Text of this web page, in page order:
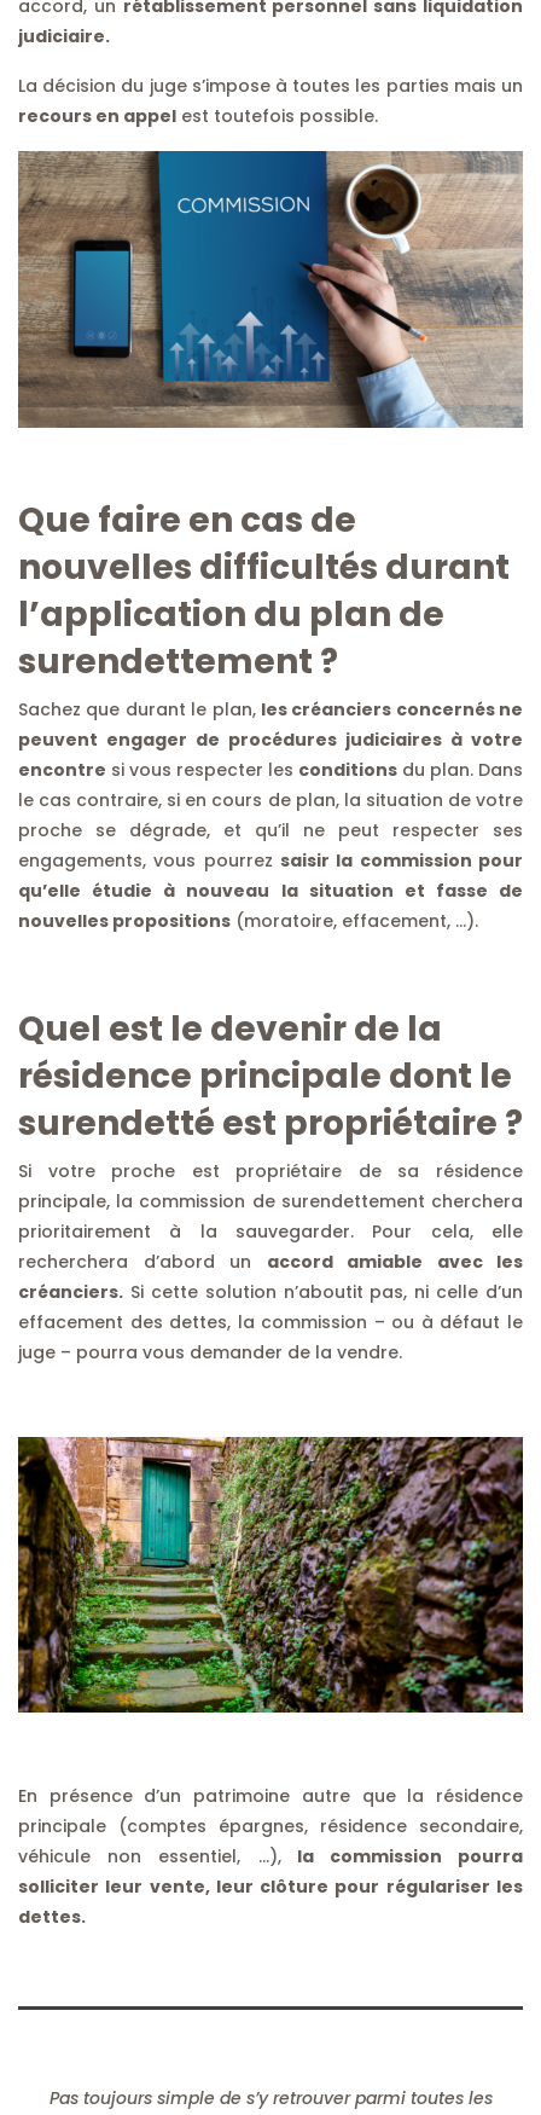
accord, un rétablissement personnel sans liquidation
judiciaire.
La décision du juge s’impose à toutes les parties mais un
recours en appel est toutefois possible.
Que faire en cas de
nouvelles difficultés durant
l’application du plan de
surendettement ?
Sachez que durant le plan, les créanciers concernés ne
peuvent engager de procédures judiciaires à votre
encontre si vous respecter les conditions du plan. Dans
le cas contraire, si en cours de plan, la situation de votre
proche se dégrade, et qu’il ne peut respecter ses
engagements, vous pourrez saisir la commission pour
qu’elle étudie à nouveau la situation et fasse de
nouvelles propositions (moratoire, effacement, …).
Quel est le devenir de la
résidence principale dont le
surendetté est propriétaire ?
Si votre proche est propriétaire de sa résidence
principale, la commission de surendettement cherchera
prioritairement à la sauvegarder. Pour cela, elle
recherchera d’abord un accord amiable avec les
créanciers. Si cette solution n’aboutit pas, ni celle d’un
effacement des dettes, la commission – ou à défaut le
juge – pourra vous demander de la vendre.
En présence d’un patrimoine autre que la résidence
principale (comptes épargnes, résidence secondaire,
véhicule non essentiel, …),la commission pourra
solliciter leur vente, leur clôture pour régulariser les
dettes.
Pas toujours simple de s’y retrouver parmi toutes les